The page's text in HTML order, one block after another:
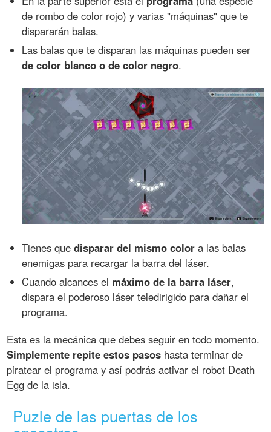
de rombo de color rojo) y varias "máquinas" que te
dispararán balas.
Las balas que te disparan las máquinas pueden ser
de color blanco o de color negro.
Tienes quedisparar del mismo color a las balas
enemigas para recargar la barra del láser.
Cuando alcances el máximo de la barra láser,
dispara el poderoso láser teledirigido para dañar el
programa.
Esta es la mecánica que debes seguir en todo momento.
Simplemente repite estos pasos hasta terminar de
piratear el programa y así podrás activar el robot Death
Egg de la isla.
Puzle de las puertas de los